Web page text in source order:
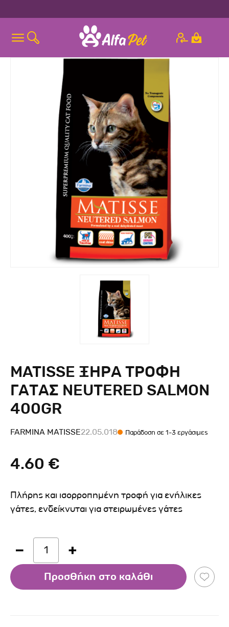
MATISSE ΞΗΡΑ ΤΡΟΦΗ
ΓΑΤΑΣ NEUTERED SALMON
400GR
FARMINA MATISSE22.05.018 Παράδοση σε 1-3 εργάσιμες
4.60 €
Πλήρης και ισορροπημένη τροφή για ενήλικες
γάτες, ενδείκνυται για στειρωμένες γάτες
1
Προσθήκη στο καλάθι